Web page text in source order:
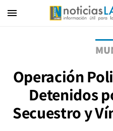
menu
Operación
Detenidos
Secuestro y